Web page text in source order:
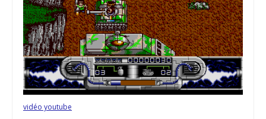
vidéo youtube